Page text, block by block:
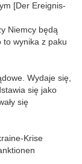
[Der Ereignis-
Niemcy będą
to wynika z paku
Wydaje się,
się jako
się
Krise